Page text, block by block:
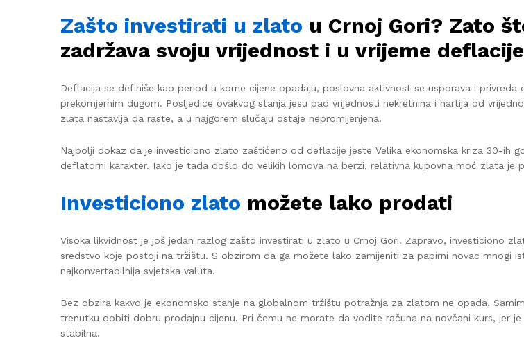
Zašto investirati u zlato u Crnoj Gori? Zato
zadržava svoju vrijednost i u vrijeme deflacije
Deflacija se definiše kao period u kome cijene opadaju, poslovna aktivnost se usporava i privreda
prekomjernim dugom. Posljedice ovakvog stanja jesu pad vrijednosti nekretnina i hartija od
zlata nastavlja da raste, a u najgorem slučaju ostaje nepromijenjena.
Najbolji dokaz da je investiciono zlato zaštićeno od deflacije jeste Velika ekonomska kriza 30-ih
deflatorni karakter. Iako je tada došlo do velikih lomova na berzi, relativna kupovna moć zlata je
Investiciono zlato možete lako prodati
Visoka likvidnost je još jedan razlog zašto investirati u zlato u Crnoj Gori. Zapravo, investiciono
sredstvo koje postoji na tržištu. S obzirom da ga možete lako zamijeniti za papirni novac mnogi
najkonvertabilnija svjetska valuta.
Bez obzira kakvo je ekonomsko stanje na globalnom tržištu potražnja za zlatom ne opada.
trenutku dobiti dobru prodajnu cijenu. Pri čemu ne morate da vodite računa na novčani kurs, jer
stabilna.